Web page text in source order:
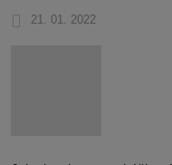
21. 01. 2022